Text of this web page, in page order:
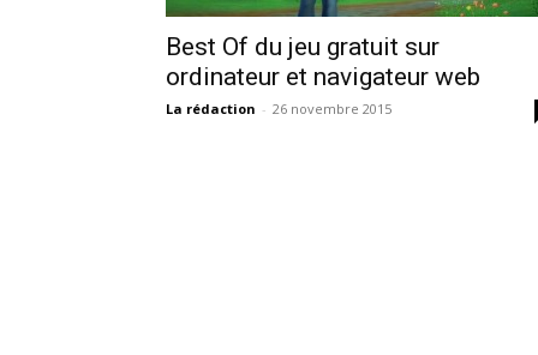
Best Of du jeu gratuit sur
ordinateur et navigateur web
La rédaction - 26 novembre 2015